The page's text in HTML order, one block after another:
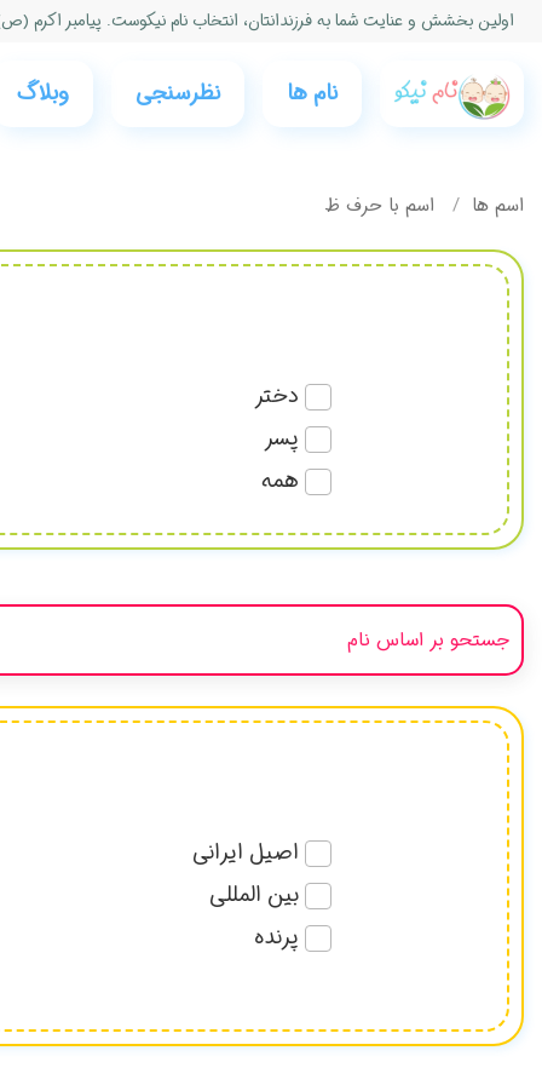
اولین بخشش و عنایت شما به فرزندانتان، انتخاب نام نیكوست. پیامبر اكرم
نام ها نظرسنجی‌ وبلاگ
اسم ها اسم با حرف ظ
دختر
پسر
همه
اصیل ایرانی
بین المللی
پرنده
تاریخی